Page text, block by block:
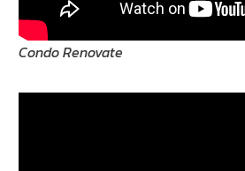
Condo Renovate